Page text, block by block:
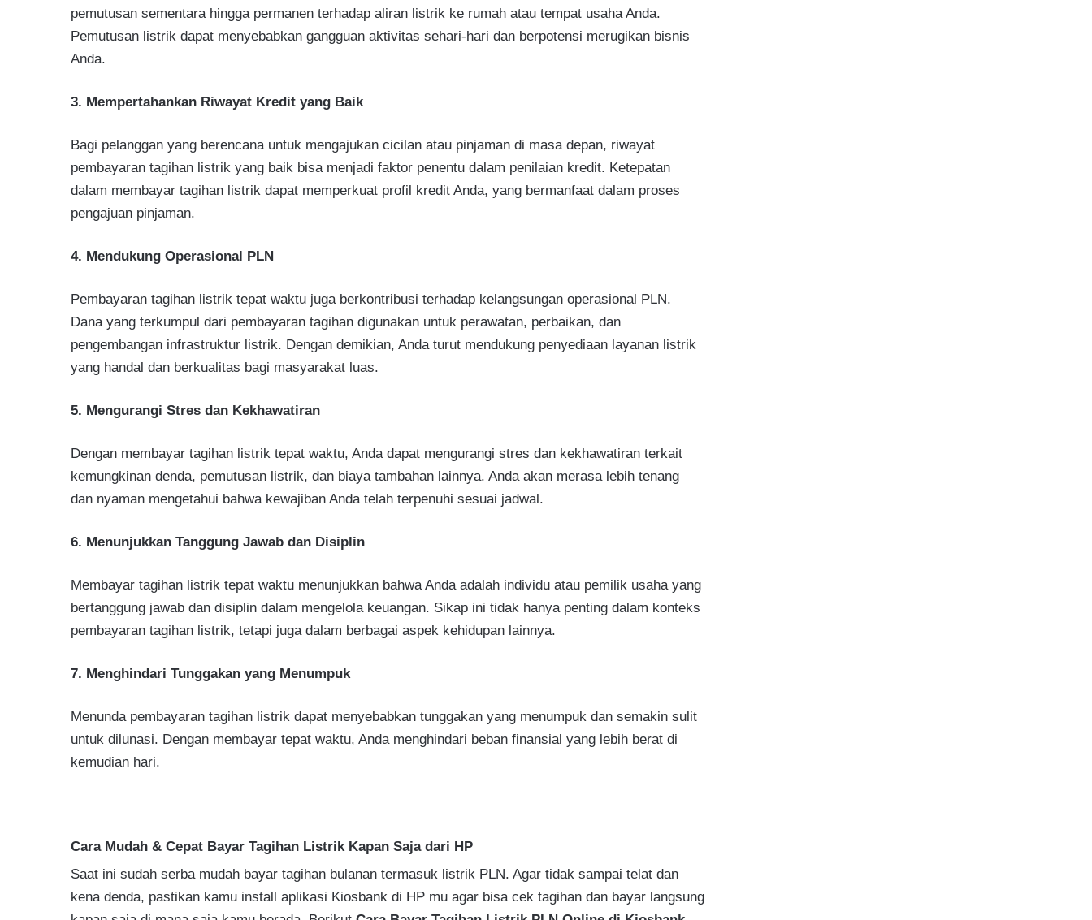
pemutusan sementara hingga permanen terhadap aliran listrik ke rumah atau tempat usaha Anda.
Pemutusan listrik dapat menyebabkan gangguan aktivitas sehari-hari dan berpotensi merugikan bisnis
Anda.
3. Mempertahankan Riwayat Kredit yang Baik
Bagi pelanggan yang berencana untuk mengajukan cicilan atau pinjaman di masa depan, riwayat
pembayaran tagihan listrik yang baik bisa menjadi faktor penentu dalam penilaian kredit. Ketepatan
dalam membayar tagihan listrik dapat memperkuat profil kredit Anda, yang bermanfaat dalam proses
pengajuan pinjaman.
4. Mendukung Operasional PLN
Pembayaran tagihan listrik tepat waktu juga berkontribusi terhadap kelangsungan operasional PLN.
Dana yang terkumpul dari pembayaran tagihan digunakan untuk perawatan, perbaikan, dan
pengembangan infrastruktur listrik. Dengan demikian, Anda turut mendukung penyediaan layanan listrik
yang handal dan berkualitas bagi masyarakat luas.
5. Mengurangi Stres dan Kekhawatiran
Dengan membayar tagihan listrik tepat waktu, Anda dapat mengurangi stres dan kekhawatiran terkait
kemungkinan denda, pemutusan listrik, dan biaya tambahan lainnya. Anda akan merasa lebih tenang
dan nyaman mengetahui bahwa kewajiban Anda telah terpenuhi sesuai jadwal.
6. Menunjukkan Tanggung Jawab dan Disiplin
Membayar tagihan listrik tepat waktu menunjukkan bahwa Anda adalah individu atau pemilik usaha yang
bertanggung jawab dan disiplin dalam mengelola keuangan. Sikap ini tidak hanya penting dalam konteks
pembayaran tagihan listrik, tetapi juga dalam berbagai aspek kehidupan lainnya.
7. Menghindari Tunggakan yang Menumpuk
Menunda pembayaran tagihan listrik dapat menyebabkan tunggakan yang menumpuk dan semakin sulit
untuk dilunasi. Dengan membayar tepat waktu, Anda menghindari beban finansial yang lebih berat di
kemudian hari.
Cara Mudah & Cepat Bayar Tagihan Listrik Kapan Saja dari HP
Saat ini sudah serba mudah bayar tagihan bulanan termasuk listrik PLN. Agar tidak sampai telat dan
kena denda, pastikan kamu install aplikasi Kiosbank di HP mu agar bisa cek tagihan dan bayar langsung